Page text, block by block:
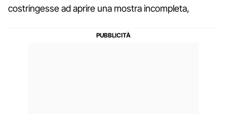
costringesse ad aprire una mostra incompleta,